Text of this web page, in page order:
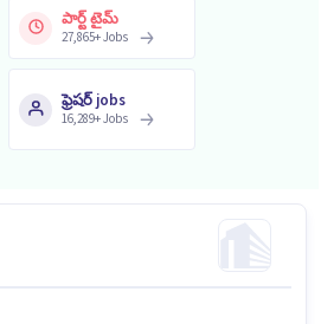
పార్ట్ టైమ్
27,865+Jobs
ఫ్రెషర్ jobs
16,289+Jobs